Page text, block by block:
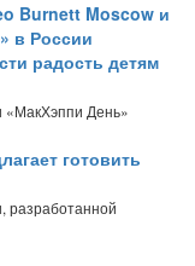
Burnett Moscow и
в России
радость детям
«МакХэппи День»
готовить
разработанной